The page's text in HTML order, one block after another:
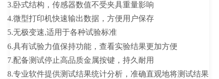
3.卧式结构，传感器数值不受夹具重量影响
4.微型打印机快速输出数据，方便用户保存
5.无极变速,适用于各种试验标准
6.具有试验力值保持功能，查看实验结果更加方便
7.配备测试停止高品质金属按键，持久耐用
8.专业软件提供测试结果统计分析，准确直观地将测试结果